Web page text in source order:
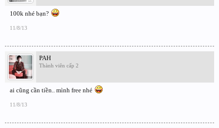
100k nhé bạn?
11/8/13
PAH
Thành viên cấp 2
ai cũng cần tiền.. mình free nhé
11/8/13